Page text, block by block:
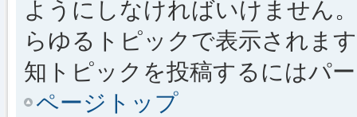
ようにしなければいけません
らゆるトピックで表示されま
知トピックを投稿するにはパ
ページトップ